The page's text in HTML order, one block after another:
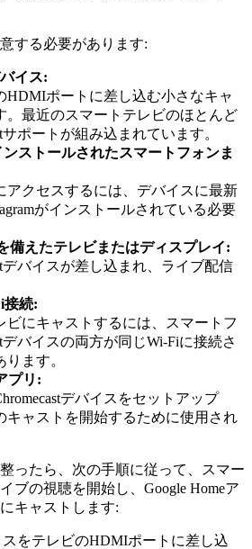
する必要があります:
イス:
HDMIポートに差し込む小さなキャ
。最近のスマートテレビのほとんど
サポートが組み込まれています。
ストールされたスマートフォンま
アクセスするには、デバイスに最新
がインストールされている必要
備えたテレビまたはディスプレイ:
デバイスが差し込まれ、ライブ配信
接続:
ビにキャストするには、スマートフ
デバイスの両方が同じWi-Fiに接続さ
ます。
プリ:
デバイスをセットアップ
キャストを開始するために使用され
ったら、次の手順に従って、スマー
ブの視聴を開始し、Google Homeア
キャストします:
スをテレビのHDMIポートに差し込